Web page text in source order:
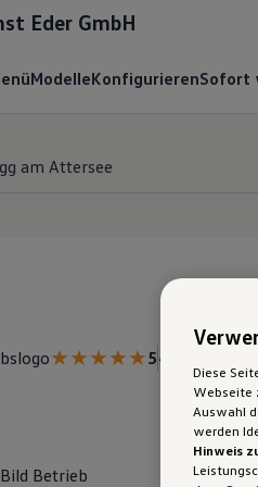
Eder GmbH
ModelleKonfigurierenSofort
am Attersee
547
Diese
Webseite
Auswahl
werden
Hinweis